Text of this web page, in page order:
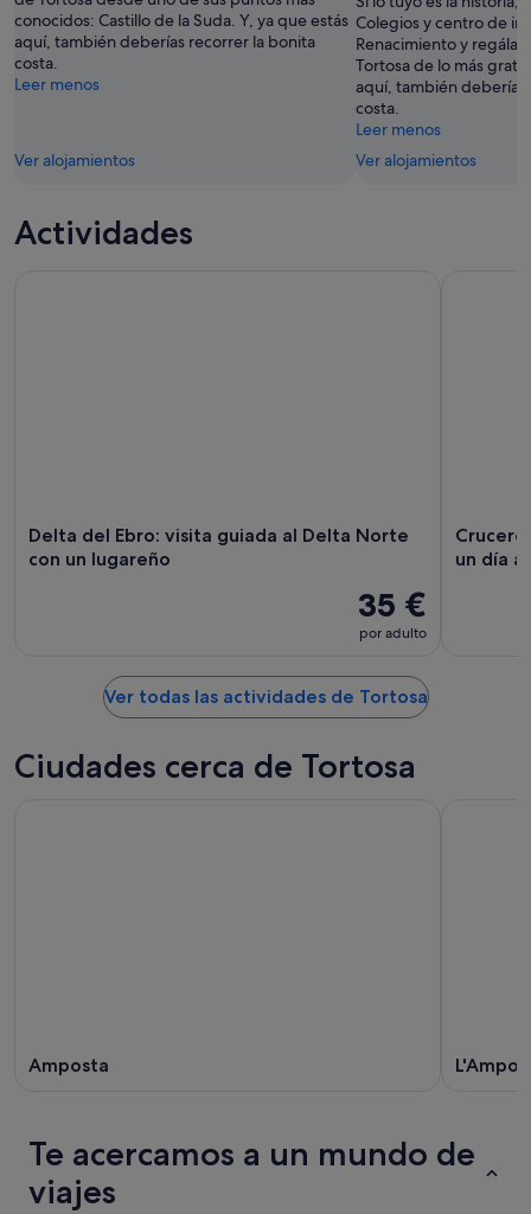
9
ago
ago
-
9
ago
conocidos: Castillo de la Suda. Y, ya que estás
aquí, también deberías recorrer la bonita
costa.
Leer menos
Ver alojamientos
Colegios y centro de
Renacimiento y
Tortosa de lo más
aquí, también
costa.
Leer menos
Ver alojamientos
Actividades
Delta del Ebro: visita guiada al Delta Norte
con un lugareño
35 €
por adulto
un día
Ver todas las actividades de Tortosa
Ciudades cerca de Tortosa
Amposta
Te acercamos a un mundo de
viajes